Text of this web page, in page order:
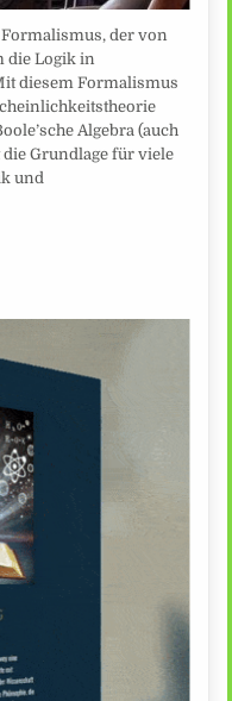
der von
die Logik in
diesem Formalismus
Algebra (auch
Grundlage für viele
und